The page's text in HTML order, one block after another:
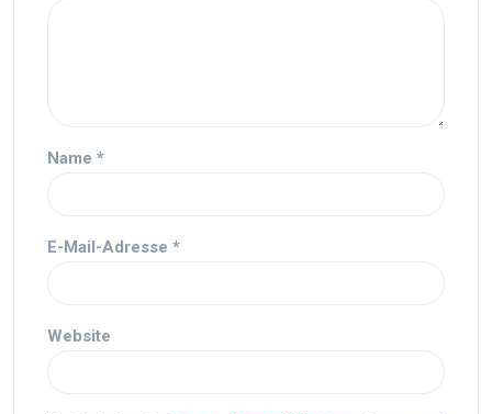
Name *
E-Mail-Adresse *
Website